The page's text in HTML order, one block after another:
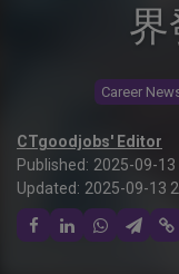
界
Career
CTgoodjobs' Editor
Published: 2025-09-13
Updated: 2025-09-13